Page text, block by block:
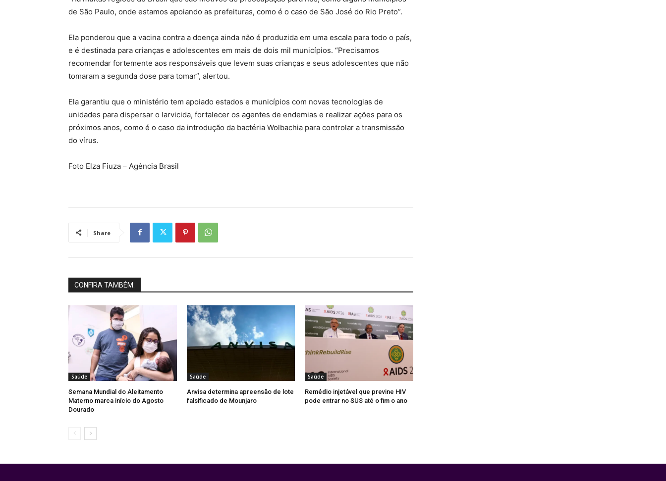
de São Paulo, onde estamos apoiando as prefeituras, como é o caso de São José do Rio Preto”.
Ela ponderou que a vacina contra a doença ainda não é produzida em uma escala para todo o país,
e é destinada para crianças e adolescentes em mais de dois mil municípios. “Precisamos
recomendar fortemente aos responsáveis que levem suas crianças e seus adolescentes que não
tomaram a segunda dose para tomar”, alertou.
Ela garantiu que o ministério tem apoiado estados e municípios com novas tecnologias de
unidades para dispersar o larvicida, fortalecer os agentes de endemias e realizar ações para os
próximos anos, como é o caso da introdução da bactéria Wolbachia para controlar a transmissão
do vírus.
Foto Elza Fiuza – Agência Brasil
Share
CONFIRA TAMBÉM:
Saúde
Semana Mundial do Aleitamento
Materno marca início do Agosto
Dourado
Saúde
Anvisa determina apreensão de lote
falsificado de Mounjaro
Saúde
Remédio injetável que previne HIV
pode entrar no SUS até o fim o ano